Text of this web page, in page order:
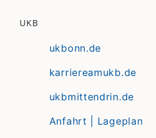
UKB
ukbonn.de
karriereamukb.de
ukbmittendrin.de
Anfahrt | Lageplan